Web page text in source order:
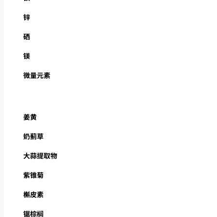
锌
硒
镁
微量元素
姜黄
奶蓟草
大蒜提取物
紫锥菊
槲皮素
锯棕榈